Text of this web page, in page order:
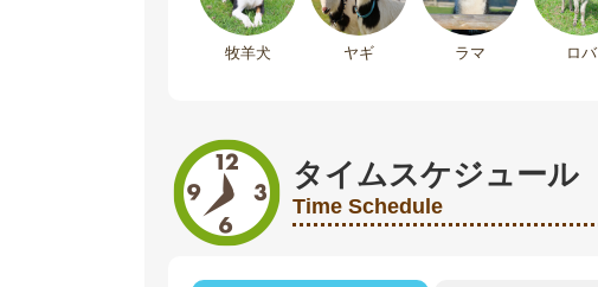
牧羊犬 ヤギ ラマ ロバ
タイムスケジュール
Time Schedule